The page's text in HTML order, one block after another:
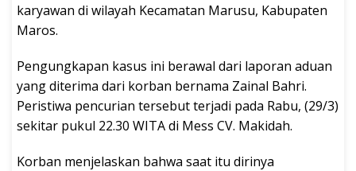
karyawan di wilayah Kecamatan Marusu, Kabupaten
Maros.
Pengungkapan kasus ini berawal dari laporan aduan
yang diterima dari korban bernama Zainal Bahri.
Peristiwa pencurian tersebut terjadi pada Rabu, (29/3)
sekitar pukul 22.30 WITA di Mess CV. Makidah.
Korban menjelaskan bahwa saat itu dirinya